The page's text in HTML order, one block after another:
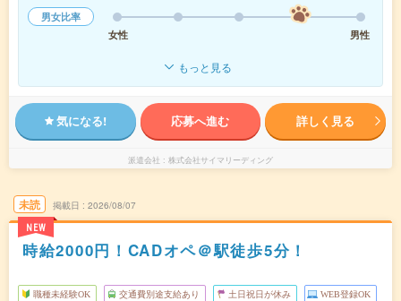
男女比率
女性
男性
もっと見る
気になる! 応募へ進む 詳しく見る
派遣会社 株式会社サイマリーディング
未読
NEW
掲載日 2026/08/07
時給2000円！CADオペ＠駅徒歩5分！
職種未経験OK 交通費別途支給あり 土日祝日が休み WEB登録OK